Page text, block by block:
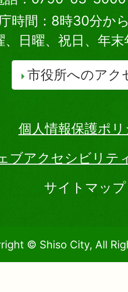
時間：8時30分か
、日曜、祝日、年
市役所へのアク
個人情報保護ポ
ブアクセシビリテ
サイトマップ
© Shiso City, All